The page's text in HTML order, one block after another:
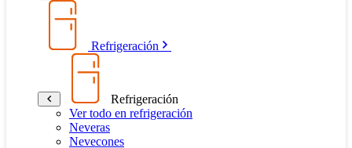
Refrigeración
Refrigeración
Ver todo en refrigeración
Neveras
Nevecones